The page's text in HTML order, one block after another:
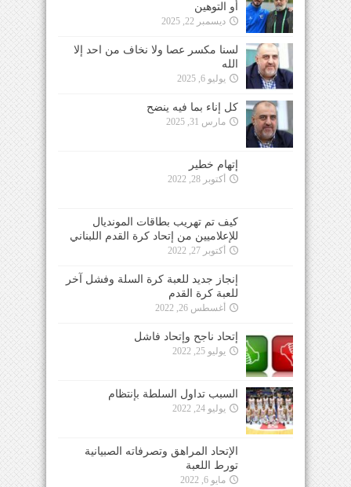
أو التوهين
ديسمبر 22, 2025
لسنا مكسر عصا ولا نخاف من احد إلا
الله
يوليو 6, 2025
كل إناء بما فيه ينضح
مارس 31, 2025
إتهام خطير
أكتوبر 28, 2022
كيف تم تهريب بطاقات المونديال
للإعلاميين من إتحاد كرة القدم اللبناني
أكتوبر 27, 2022
إنجاز جديد للعبة كرة السلة وفشل آخر
للعبة كرة القدم
أغسطس 26, 2022
إتحاد ناجح وإتحاد فاشل
يوليو 25, 2022
السبب تداول السلطة بإنتظام
يوليو 24, 2022
الإتحاد المراهق وتصرفاته الصبيانية
تورط اللعبة
مايو 6, 2022